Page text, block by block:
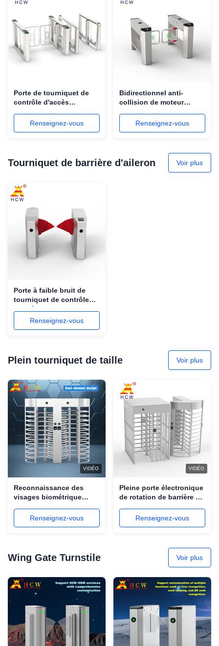
Porte de tourniquet de
contrôle d'accès
RS232 avec l'empreinte
digitale/reconnaissance
Renseignez-vous
Bidirectionnel anti-
collision de moteur
sans brosse intelligente
de tourniquet
Renseignez-vous
Tourniquet de barrière d'aileron Voir plus
Porte à faible bruit de
tourniquet de contrôle
d'accès de tourniquet de
barrière d'aileron de la
sécurité 5s
Renseignez-vous
Plein tourniquet de taille Voir plus
VIDÉO
Reconnaissance des
visages biométrique
de taille porte
magnétique de
Renseignez-vous
VIDÉO
Pleine porte électronique
de rotation de barrière du
de porte simple pour
l'école
Renseignez-vous
Wing Gate Turnstile Voir plus